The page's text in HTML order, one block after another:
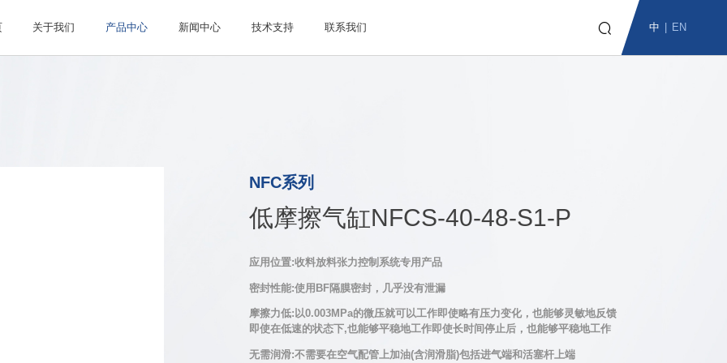
关于我们 产品中心 新闻中心 技术支持 联系我们  中 EN
NFC系列
低摩擦气缸NFCS-40-48-S1-P
应用位置:收料放料张力控制系统专用产品
密封性能:使用BF隔膜密封，几乎没有泄漏
摩擦力低:以0.003MPa的微压就可以工作即使略有压力变化，也能够灵敏地反馈
即使在低速的状态下,也能够平稳地工作即使长时间停止后，也能够平稳地工作
无需润滑:不需要在空气配管上加油(含润滑脂)包括进气端和活塞杆上端